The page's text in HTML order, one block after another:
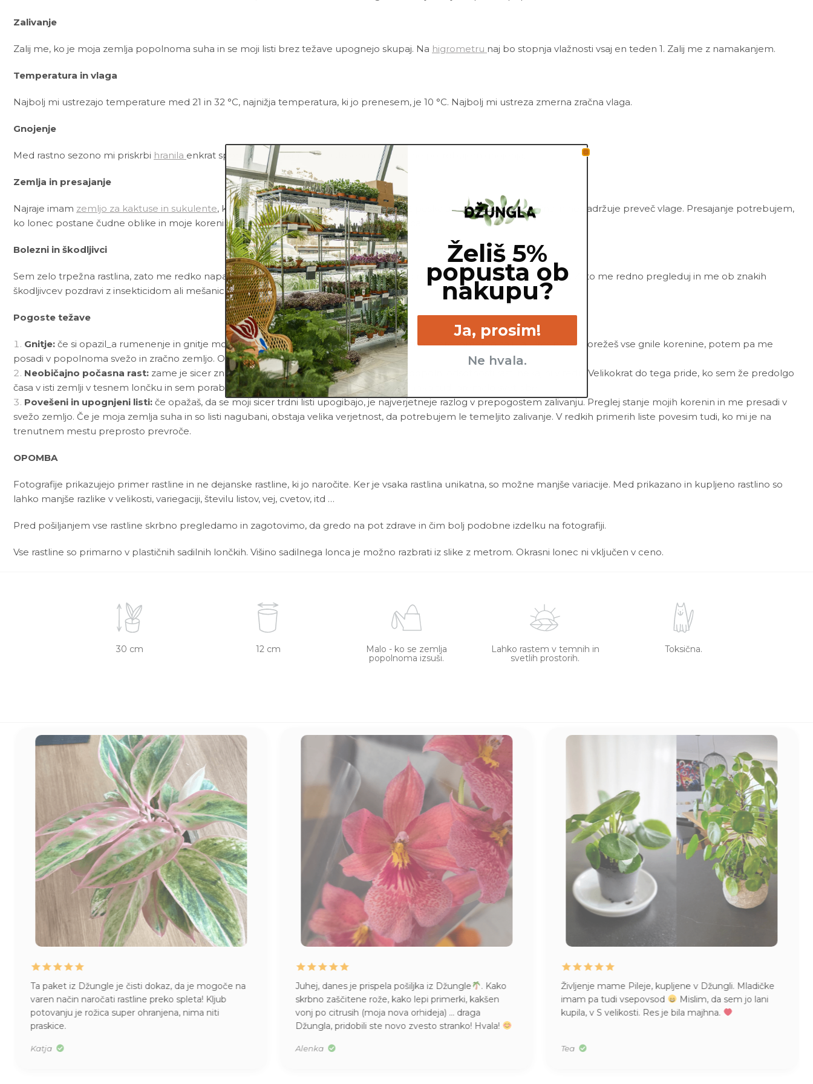
Zalivanje
Zalij me, ko je moja zemlja popolnoma suha in se moji listi brez težave upognejo skupaj. Na higrometru naj bo stopnja vlažnosti vsaj en teden 1. Zalij me z namakanjem.
Temperatura in vlaga
Najbolj mi ustrezajo temperature med 21 in 32 °C, najnižja temperatura, ki jo prenesem, je 10 °C. Najbolj mi ustreza zmerna zračna vlaga.
Gnojenje
Med rastno sezono mi priskrbi hranila enkrat spomladi in enkrat poleti. Jeseni in pozimi ne potrebujem gnojenja.
Zemlja in presajanje
Najraje imam zemljo za kaktuse in sukulente, ki poleg črne šote vsebuje tudi velik delež peska ali perlita. Zato je zračna in ne zadržuje preveč vlage. Presajanje potrebujem,
ko lonec postane čudne oblike in moje korenine začnejo kukati skozi luknje na dnu lonca.
Bolezni in škodljivci
Sem zelo trpežna rastlina, zato me redko napadejo bolezni in škodljivci. Najbolj pogosto me napadejo pršice in volnate uši. Zato me redno pregleduj in me ob znakih
škodljivcev pozdravi z insekticidom ali mešanicoNeem tonikain vode.
Pogoste težave
Gnitje: če si opazil_a rumenenje in gnitje mojih listov in/ali korenin, si me po vsej verjetnosti prekomerno zalil_a. Prosim, da porežeš vse gnile korenine, potem pa me
posadi v popolnoma svežo in zračno zemljo. Od sedaj naprej me zalivaj manj.
Neobičajno počasna rast: zame je sicer značilno, da rastem zelo počasi, vendar ob popolni odsotnosti rasti nekaj ni v redu. Velikokrat do tega pride, ko sem že predolgo
časa v isti zemlji v tesnem lončku in sem porabila vsa hranila, ki so bila na voljo. Vzrok je lahko tudi premalo svetlobe.
Povešeni in upognjeni listi: če opažaš, da se moji sicer trdni listi upogibajo, je najverjetneje razlog v prepogostem zalivanju. Preglej stanje mojih korenin in me presadi v
svežo zemljo. Če je moja zemlja suha in so listi nagubani, obstaja velika verjetnost, da potrebujem le temeljito zalivanje. V redkih primerih liste povesim tudi, ko mi je na
trenutnem mestu preprosto prevroče.
OPOMBA
Fotografije prikazujejo primer rastline in ne dejanske rastline, ki jo naročite. Ker je vsaka rastlina unikatna, so možne manjše variacije. Med prikazano in kupljeno rastlino so
lahko manjše razlike v velikosti, variegaciji, številu listov, vej, cvetov, itd …
Pred pošiljanjem vse rastline skrbno pregledamo in zagotovimo, da gredo na pot zdrave in čim bolj podobne izdelku na fotografiji.
Vse rastline so primarno v plastičnih sadilnih lončkih. Višino sadilnega lonca je možno razbrati iz slike z metrom. Okrasni lonec ni vključen v ceno.
30 cm 12 cm
Malo - ko se zemlja
popolnoma izsuši.
Lahko rastem v temnih in
svetlih prostorih.
Toksična.
Ta paket iz Džungle je čisti dokaz, da je mogoče na
varen način naročati rastline preko spleta! Kljub
potovanju je rožica super ohranjena, nima niti
praskice.
Katja
Juhej, danes je prispela pošiljka iz Džungle
. Kako
skrbno zaščitene rože, kako lepi primerki, kakšen
vonj po citrusih (moja nova orhideja) … draga
Džungla, pridobili ste novo zvesto stranko! Hvala!
Alenka
Življenje mame Pileje, kupljene v Džungli. Mladičke
imam pa tudi vsepovsod
Mislim, da sem jo lani
kupila, v S velikosti. Res je bila majhna.
Tea
Želiš 5%
popusta ob
nakupu?
Ja, prosim!
Ne hvala.